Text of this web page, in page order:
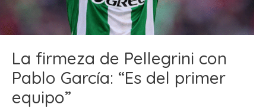
La firmeza de Pellegrini con
Pablo García: “Es del primer
equipo”